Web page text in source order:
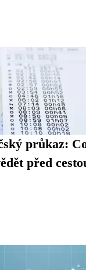
průkaz:
před